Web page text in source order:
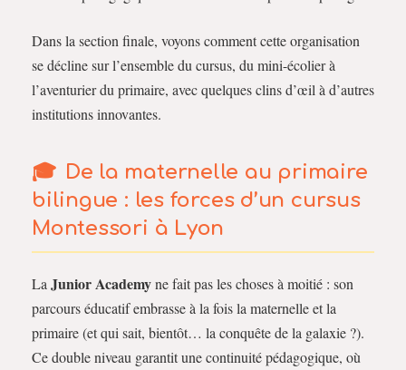
Dans la section finale, voyons comment cette organisation
se décline sur l’ensemble du cursus, du mini-écolier à
l’aventurier du primaire, avec quelques clins d’œil à d’autres
institutions innovantes.
De la maternelle au primaire
bilingue : les forces d’un cursus
Montessori à Lyon
La Junior Academyne fait pas les choses à moitié : son
parcours éducatif embrasse à la fois la maternelle et la
primaire (et qui sait, bientôt… la conquête de la galaxie ?).
Ce double niveau garantit une continuité pédagogique, où